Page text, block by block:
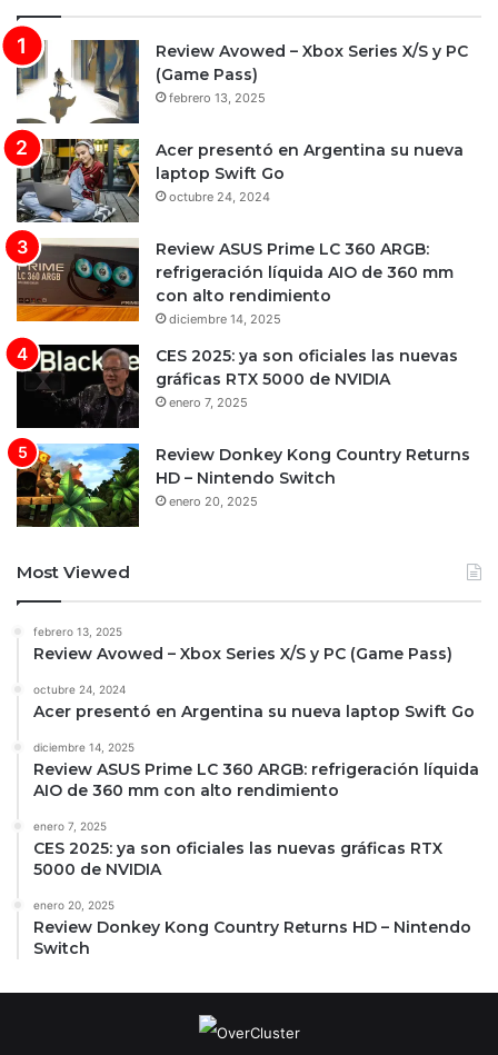
Review Avowed – Xbox Series X/S y PC
(Game Pass)
febrero 13, 2025
Acer presentó en Argentina su nueva
laptop Swift Go
octubre 24, 2024
Review ASUS Prime LC 360 ARGB:
refrigeración líquida AIO de 360 mm
con alto rendimiento
diciembre 14, 2025
CES 2025: ya son oficiales las nuevas
gráficas RTX 5000 de NVIDIA
enero 7, 2025
Review Donkey Kong Country Returns
HD – Nintendo Switch
enero 20, 2025
Most Viewed
febrero 13, 2025
Review Avowed – Xbox Series X/S y PC (Game Pass)
octubre 24, 2024
Acer presentó en Argentina su nueva laptop Swift Go
diciembre 14, 2025
Review ASUS Prime LC 360 ARGB: refrigeración líquida
AIO de 360 mm con alto rendimiento
enero 7, 2025
CES 2025: ya son oficiales las nuevas gráficas RTX
5000 de NVIDIA
enero 20, 2025
Review Donkey Kong Country Returns HD – Nintendo
Switch